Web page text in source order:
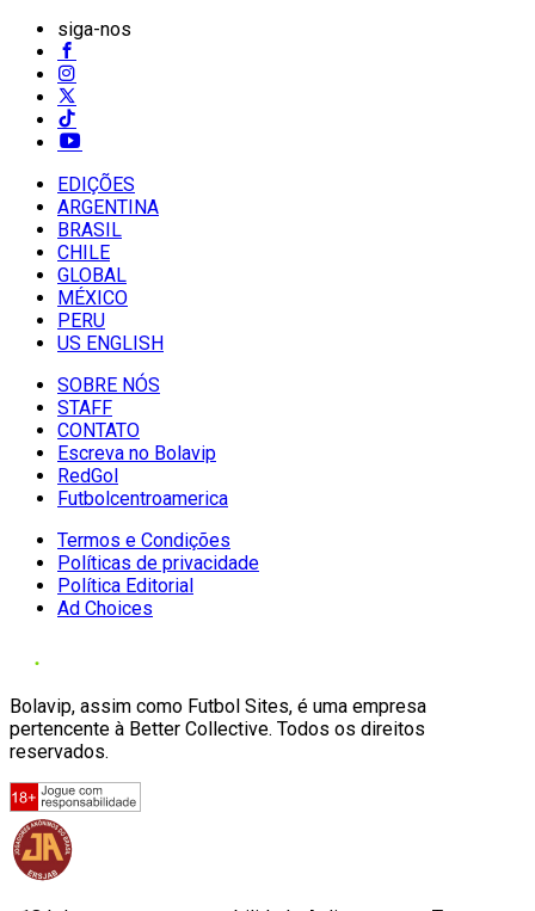
siga-nos
EDIÇÕES
ARGENTINA
BRASIL
CHILE
GLOBAL
MÉXICO
PERU
US ENGLISH
SOBRE NÓS
STAFF
CONTATO
Escreva no Bolavip
RedGol
Futbolcentroamerica
Termos e Condições
Políticas de privacidade
Política Editorial
Ad Choices
Bolavip, assim como Futbol Sites, é uma empresa
pertencente à Better Collective. Todos os direitos
reservados.